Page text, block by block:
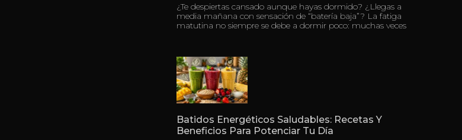
¿Te despiertas cansado aunque hayas dormido? ¿Llegas a
media mañana con sensación de “batería baja”? La fatiga
matutina no siempre se debe a dormir poco: muchas veces
Batidos Energéticos Saludables: Recetas Y
Beneficios Para Potenciar Tu Día